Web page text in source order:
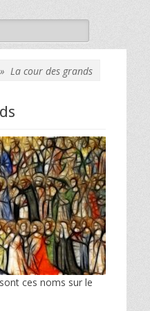
La cour des grands
ces noms sur le